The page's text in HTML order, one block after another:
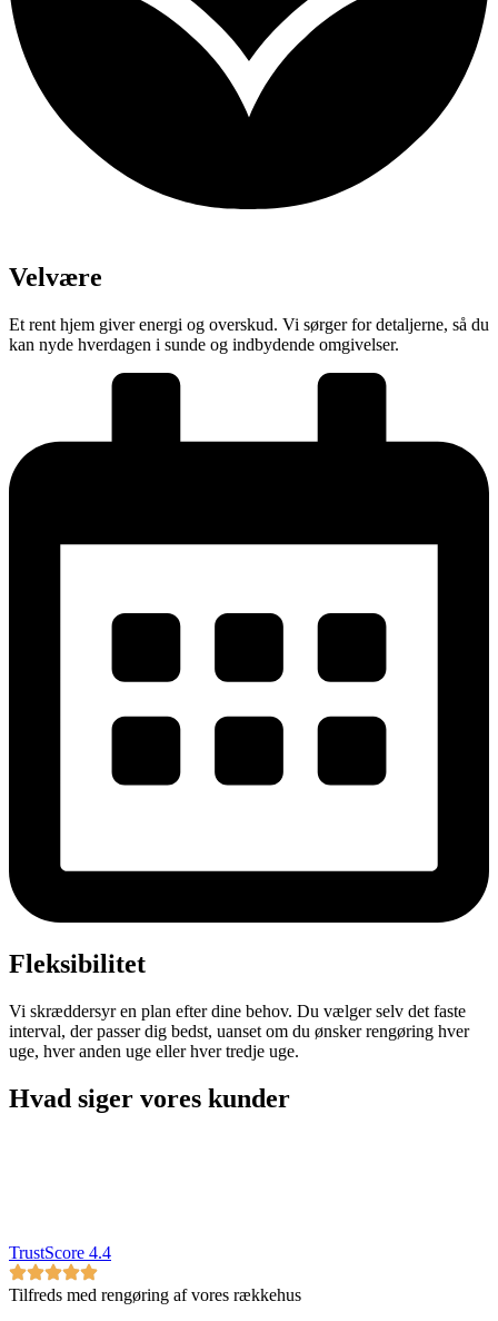
Velvære
Et rent hjem giver energi og overskud. Vi sørger for detaljerne, så du
kan nyde hverdagen i sunde og indbydende omgivelser.
Fleksibilitet
Vi skræddersyr en plan efter dine behov. Du vælger selv det faste
interval, der passer dig bedst, uanset om du ønsker rengøring hver
uge, hver anden uge eller hver tredje uge.
Hvad siger vores kunder
TrustScore 4.4
Tilfreds med rengøring af vores rækkehus